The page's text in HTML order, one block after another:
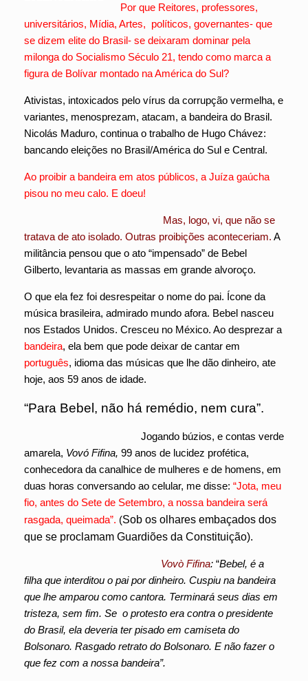
Por que Reitores, professores,
universitários, Mídia, Artes, políticos, governantes- que
se dizem elite do Brasil- se deixaram dominar pela
milonga do Socialismo Século 21, tendo como marca a
figura de Bolívar montado na América do Sul?
Ativistas, intoxicados pelo vírus da corrupção vermelha, e
variantes, menosprezam, atacam, a bandeira do Brasil.
Nicolás Maduro, continua o trabalho de Hugo Chávez:
bancando eleições no Brasil/América do Sul e Central.
Ao proibir a bandeira em atos públicos, a Juíza gaúcha
pisou no meu calo. E doeu!
Mas, logo, vi, que não se
tratava de ato isolado. Outras proibições aconteceriam. A
militância pensou que o ato “impensado” de Bebel
Gilberto, levantaria as massas em grande alvoroço.
O que ela fez foi desrespeitar o nome do pai. Ícone da
música brasileira, admirado mundo afora. Bebel nasceu
nos Estados Unidos. Cresceu no México. Ao desprezar a
bandeira, ela bem que pode deixar de cantar em
português, idioma das músicas que lhe dão dinheiro, ate
hoje, aos 59 anos de idade.
“Para Bebel, não há remédio, nem cura”.
Jogando búzios, e contas verde
amarela, Vovó Fifina, 99 anos de lucidez profética,
conhecedora da canalhice de mulheres e de homens, em
duas horas conversando ao celular, me disse: “Jota, meu
fio, antes do Sete de Setembro, a nossa bandeira será
rasgada, queimada”. (Sob os olhares embaçados dos
que se proclamam Guardiões da Constituição).
Vovò Fifina: “Bebel, é a
filha que interditou o pai por dinheiro. Cuspiu na bandeira
que lhe amparou como cantora. Terminará seus dias em
tristeza, sem fim. Se o protesto era contra o presidente
do Brasil, ela deveria ter pisado em camiseta do
Bolsonaro. Rasgado retrato do Bolsonaro. E não fazer o
que fez com a nossa bandeira”.